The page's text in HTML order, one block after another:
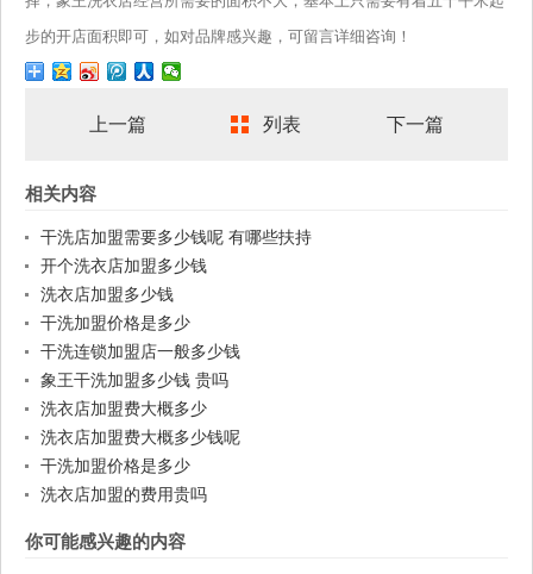
步的开店面积即可，如对品牌感兴趣，可留言详细咨询！
上一篇 列表 下一篇
相关内容
干洗店加盟需要多少钱呢 有哪些扶持
开个洗衣店加盟多少钱
洗衣店加盟多少钱
干洗加盟价格是多少
干洗连锁加盟店一般多少钱
象王干洗加盟多少钱 贵吗
洗衣店加盟费大概多少
洗衣店加盟费大概多少钱呢
干洗加盟价格是多少
洗衣店加盟的费用贵吗
你可能感兴趣的内容